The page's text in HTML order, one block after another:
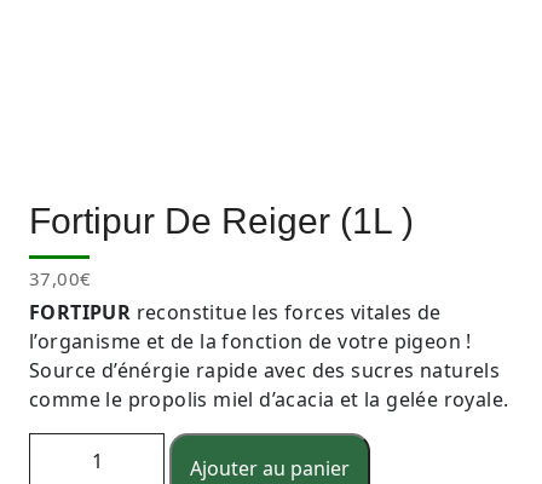
Fortipur De Reiger (1L )
37,00€
FORTIPUR reconstitue les forces vitales de
l’organisme et de la fonction de votre pigeon !
Source d’énérgie rapide avec des sucres naturels
comme le propolis miel d’acacia et la gelée royale.
QUANTITÉ DE FORTIPUR DE REIGER (1L )
Ajouter au panier